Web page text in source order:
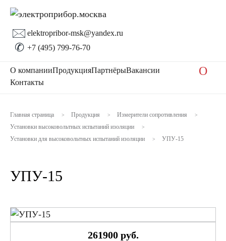
🖂 elektropribor-msk@yandex.ru
✆ +7 (495) 799-76-70
О компанииПродукцияПартнёрыВакансии
Контакты
O
Главная страница > Продукция > Измерители сопротивления >
Установки высоковольтных испытаний изоляции >
Установки для высоковольтных испытаний изоляции > УПУ-15
УПУ-15
261900 руб.